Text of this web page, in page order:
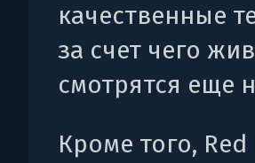
качественные
за счет чего
смотрятся еще
Кроме того,